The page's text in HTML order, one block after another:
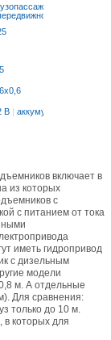
В | аккумулятор
включает в
из которых
с
с питанием от тока
иметь гидропривод
с дизельным
модели
м. А отдельные
Для сравнения:
только до 10 м.
которых для